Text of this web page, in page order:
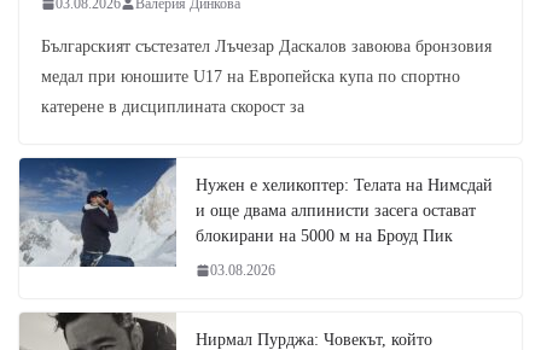
Българският състезател Лъчезар Даскалов завоюва бронзовия
медал при юношите U17 на Европейска купа по спортно
катерене в дисциплината скорост за
Нужен е хеликоптер: Телата на Нимсдай
и още двама алпинисти засега остават
блокирани на 5000 м на Броуд Пик
03.08.2026
Нирмал Пурджа: Човекът, който